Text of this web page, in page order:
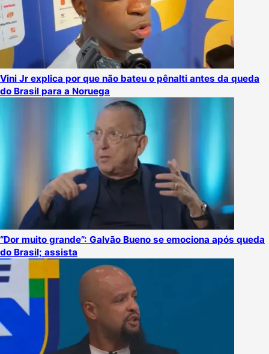
Vini Jr explica por que não bateu o pênalti antes da queda
do Brasil para a Noruega
“Dor muito grande”: Galvão Bueno se emociona após queda
do Brasil; assista